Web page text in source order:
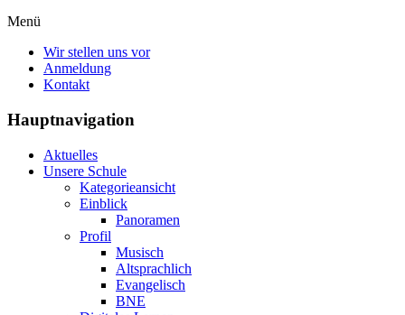
Menü
Wir stellen uns vor
Anmeldung
Kontakt
Hauptnavigation
Aktuelles
Unsere Schule
Kategorieansicht
Einblick
Panoramen
Profil
Musisch
Altsprachlich
Evangelisch
BNE